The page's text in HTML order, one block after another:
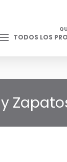
TODOS LOS
y